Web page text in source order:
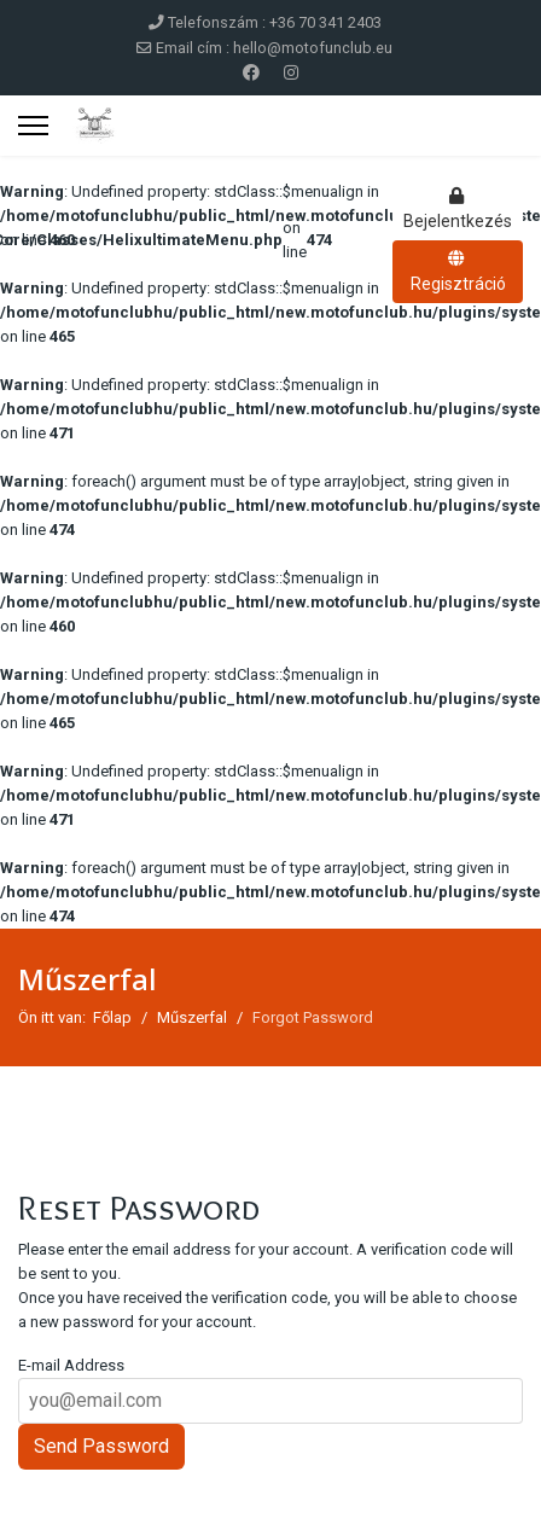
Telefonszám : +36 70 341 2403
Email cím : hello@motofunclub.eu
Classes/HelixultimateMenu.php
on
line
474
Bejelentkezés
Regisztráció
Warning: Undefined property: stdClass::$menualign in
/home/motofunclubhu/public_html/new.motofunclub.hu/plugins/
on line460
Warning: Undefined property: stdClass::$menualign in
/home/motofunclubhu/public_html/new.motofunclub.hu/plugins/
on line 465
Warning: Undefined property: stdClass::$menualign in
/home/motofunclubhu/public_html/new.motofunclub.hu/plugins/
on line 471
Warning: foreach() argument must be of type array|object, string given in
/home/motofunclubhu/public_html/new.motofunclub.hu/plugins/
on line 474
Warning: Undefined property: stdClass::$menualign in
/home/motofunclubhu/public_html/new.motofunclub.hu/plugins/
on line 460
Warning: Undefined property: stdClass::$menualign in
/home/motofunclubhu/public_html/new.motofunclub.hu/plugins/
on line 465
Warning: Undefined property: stdClass::$menualign in
/home/motofunclubhu/public_html/new.motofunclub.hu/plugins/
on line 471
Warning: foreach() argument must be of type array|object, string given in
/home/motofunclubhu/public_html/new.motofunclub.hu/plugins/
on line 474
Műszerfal
Ön itt van: Főlap Műszerfal Forgot Password
Reset Password
Please enter the email address for your account. A verification code will
be sent to you.
Once you have received the verification code, you will be able to choose
a new password for your account.
E-mail Address
Send Password